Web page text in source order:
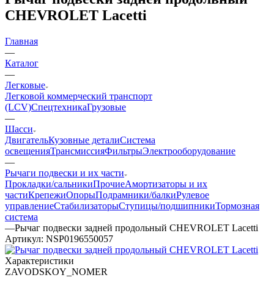
CHEVROLET Lacetti
Главная
—
Каталог
—
Легковые
Легковой коммерческий транспорт
(LCV)СпецтехникаГрузовые
—
Шасси
ДвигательКузовные деталиСистема
освещенияТрансмиссияФильтрыЭлектрооборудование
—
Рычаги подвески и их части
Прокладки/сальникиПрочиеАмортизаторы и их
частиКрепежиОпорыПодрамники/балкиРулевое
управлениеСтабилизаторыСтупицы/подшипникиТормозная
система
—Рычаг подвески задней продольный CHEVROLET Lacetti
Артикул: NSP0196550057
Характеристики
ZAVODSKOY_NOMER